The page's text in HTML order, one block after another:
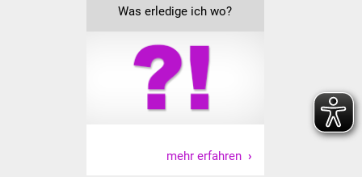
Familienzentrum
Stadtwerke
NETZMonitor
Was erledige ich wo?
mehr erfahren